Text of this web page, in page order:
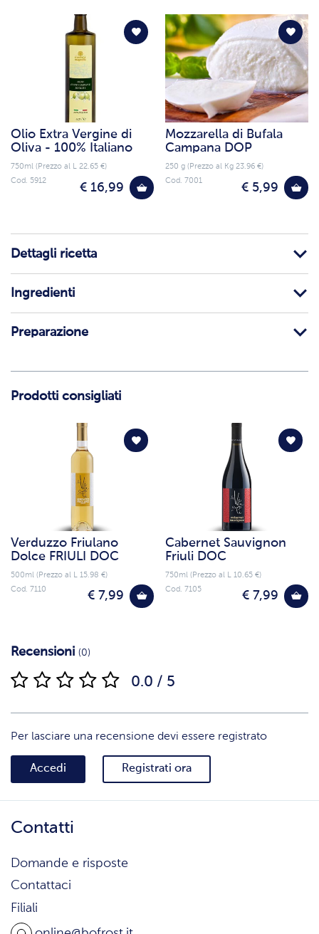
Olio Extra Vergine di
Oliva - 100% Italiano
750ml (Prezzo al L 22.65 €)
€ 16,99
Cod. 5912
Mozzarella di Bufala
Campana DOP
250 g (Prezzo al Kg 23.96 €)
€ 5,99
Cod. 7001
Dettagli ricetta
Ingredienti
Preparazione
Prodotti consigliati
Verduzzo Friulano
Dolce FRIULI DOC
500ml (Prezzo al L 15.98 €)
€ 7,99
Cod. 7110
Cabernet Sauvignon
Friuli DOC
750ml (Prezzo al L 10.65 €)
€ 7,99
Cod. 7105
Recensioni (0)
0.0 / 5
Per lasciare una recensione devi essere registrato
Accedi Registrati ora
Contatti
Domande e risposte
Contattaci
Filiali